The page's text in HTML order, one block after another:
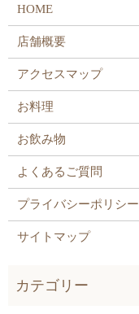
HOME
店舗概要
アクセスマップ
お料理
お飲み物
よくあるご質問
プライバシーポリシー
サイトマップ